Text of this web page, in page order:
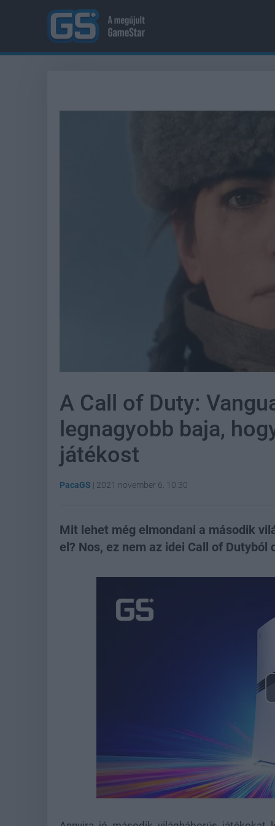
A Call of Duty:
legnagyobb baja,
játékost
PacaGS | 2021 november 6. 10:30
Mit lehet még elmondani a második
el? Nos, ez nem az idei Call of Dutyból